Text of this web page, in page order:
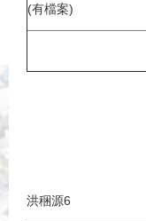
(有檔案)
洪稇源6